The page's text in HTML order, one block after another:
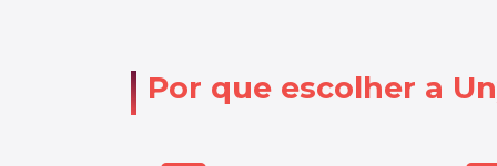
Por que escolher a